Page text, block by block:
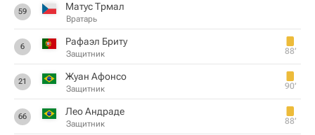
59 Матус Трмал
Вратарь
6 Рафаэл Бриту
Защитник 88‎’‎
21 Жуан Афонсо
Защитник 90‎’‎
66 Лео Андраде
Защитник 88‎’‎